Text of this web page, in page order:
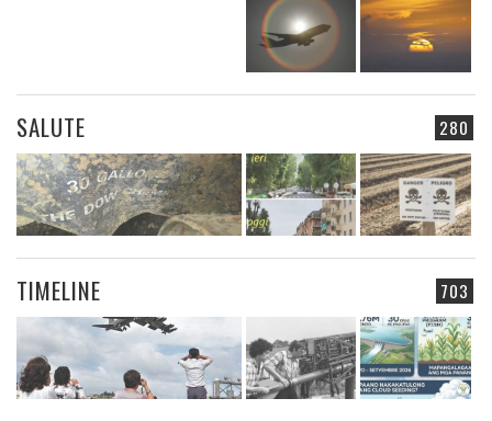
280
SALUTE
703
TIMELINE